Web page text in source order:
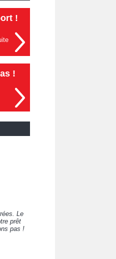
!
!
Le
prêt
pas !